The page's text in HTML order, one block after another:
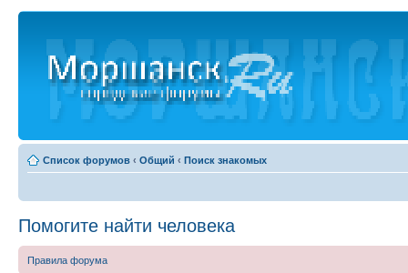
Список форумов ‹ Общий ‹ Поиск знакомых
Помогите найти человека
Правила форума